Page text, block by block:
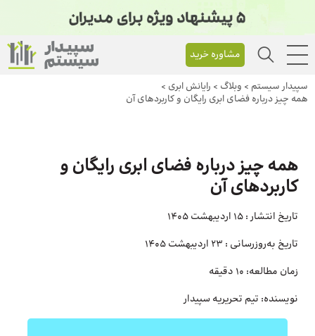
مشاوره خرید
سپیدار سیستم > وبلاگ > رایانش ابری >
همه چیز درباره فضای ابری رایگان و کاربردهای آن
همه چیز درباره فضای ابری رایگان و
کاربردهای آن
تاریخ انتشار : 15 اردیبهشت 1405
تاریخ به‌روزرسانی : 23 اردیبهشت 1405
زمان مطالعه: 10 دقیقه
نویسنده: تیم تحریریه سپیدار